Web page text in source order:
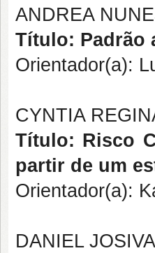
ANDREA
Título: Padrão
Orientador(a):
CYNTIA
Título: Risco
partir de um
Orientador(a):
DANIEL